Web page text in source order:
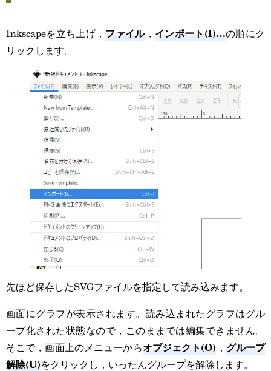
Inkscapeを立ち上げ， ファイル， インポート(I)…の順にク
リックします。
先ほど保存したSVGファイルを指定して読み込みます。
画面にグラフが表示されます。読み込まれたグラフはグル
ープ化された状態なので，このままでは編集できません。
そこで，画面上のメニューからオブジェクト(O) ， グループ
解除(U)をクリックし，いったんグループを解除します。